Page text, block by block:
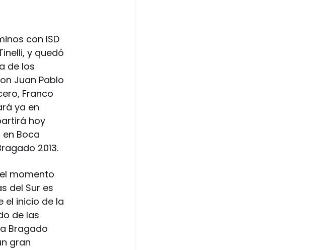
con ISD
y quedó
de los
Juan Pablo
Franco
ya en
hoy
Boca
2013.
momento
del Sur es
el inicio de la
de las
Bragado
gran